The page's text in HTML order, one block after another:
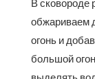
обжариваем
огонь и
большой